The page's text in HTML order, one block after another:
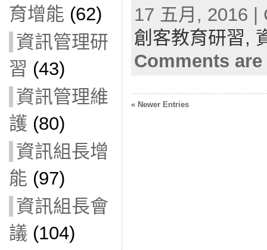
育增能 (62)
資訊管理研
習 (43)
資訊管理維
護 (80)
資訊組長增
能 (97)
資訊組長會
議 (104)
17 五月, 2016
創客教育研習,
Comments
« Newer Entries